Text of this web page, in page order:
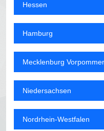
Hessen
Hamburg
Mecklenburg
Niedersachsen
Nordrhein-Westfalen